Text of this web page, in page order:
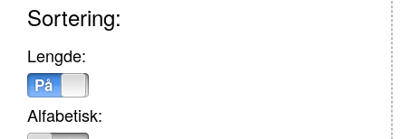
Sortering:
Lengde:
På
Alfabetisk: